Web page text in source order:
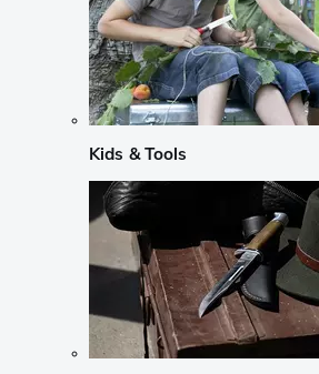
Kids & Tools